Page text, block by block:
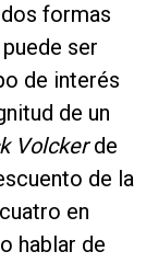
formas
ser
de interés
de un
Volckerde
de la
en
hablar de